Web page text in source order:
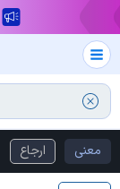
معنی ارجاع